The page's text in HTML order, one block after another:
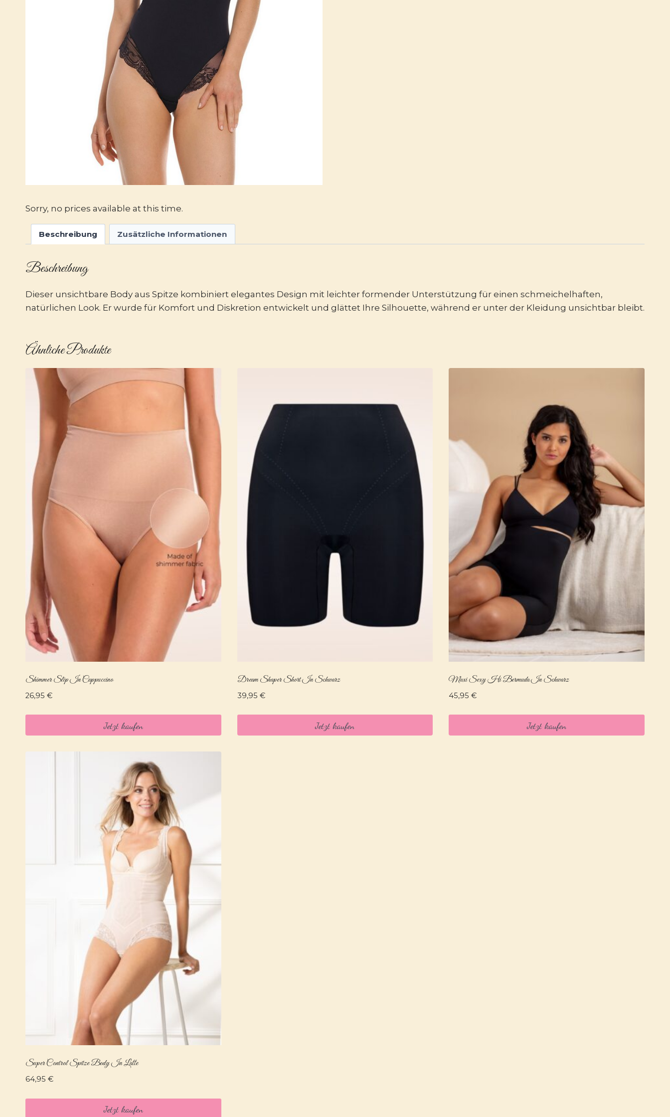
Sorry, no prices available at this time.
Beschreibung Zusätzliche Informationen
Beschreibung
Dieser unsichtbare Body aus Spitze kombiniert elegantes Design mit leichter formender Unterstützung für einen schmeichelhaften,
natürlichen Look. Er wurde für Komfort und Diskretion entwickelt und glättet Ihre Silhouette, während er unter der Kleidung unsichtbar bleibt.
Ähnliche Produkte
Shimmer Slip In Cappuccino
26,95 €
Jetzt kaufen
Dream Shaper Short In Schwarz
39,95 €
Jetzt kaufen
Maxi Sexy Hi Bermuda In Schwarz
45,95€
Jetzt kaufen
Super Control Spitze Body In Latte
64,95 €
Jetzt kaufen